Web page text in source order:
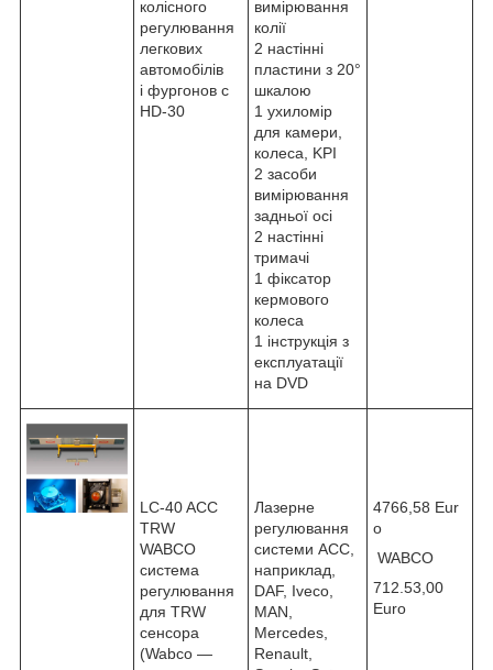
колісного
регулювання
легкових
автомобілів
і фургонов с
HD-30
вимірювання
колії
2 настінні
пластини з 20°
шкалою
1 ухиломір
для камери,
колеса, KPI
2 засоби
вимірювання
задньої осі
2 настінні
тримачі
1 фіксатор
кермового
колеса
1 інструкція з
експлуатації
на DVD
LC-40 ACC
TRW
WABCO
система
регулювання
для TRW
сенсора
(Wabco —
Лазерне
регулювання
системи ACC,
наприклад,
DAF, Iveco,
MAN,
Mercedes,
Renault,
4766,58 Eur
o
WABCO
712.53,00
Euro